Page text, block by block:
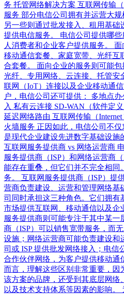
务 托管网络解决方案 互联网传输
服务 部分电信公司拥有并运营大规
另一些则通过批发接入、租用基
提供电信服务。 电信公司提供哪
人消费者和企业客户提供服务。
移动通信套餐、家庭宽带、光纤互
合套餐。 面向企业的服务则可能
光纤、专用网络、云连接、托管安
联网（IoT）连接以及企业移动通
户，电信公司还可提供： 多地点
入 私有云连接 SD-WAN（软件定
延迟网络路由 互联网传输（
火墙服务 正因如此，电信公司不
是现代企业建设先进数字基础设施
互联网服务提供商 vs 网络运营商
服务提供商（ISP）和网络运营商
能存在重叠，但它们并不完全相同
务。 互联网服务提供商（ISP）提
营商负责建设、运营和管理网络基
司同时承担这三种角色。它们拥有
市场提供互联网、移动通信以及企
服务提供商则可能专注于其中某
商（ISP）可以销售宽带服务，而
设施；网络运营商可能负责建设和
司或 ISP 提供批发网络接入；电信
合作伙伴网络，为客户提供移动通
而言，理解这些区别非常重要，因
该方案的品牌，还受到其底层网络
以及技术支持体系等因素的影响。